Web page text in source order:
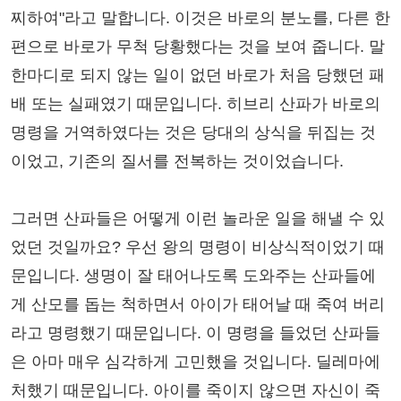
찌하여"라고 말합니다. 이것은 바로의 분노를, 다른 한
편으로 바로가 무척 당황했다는 것을 보여 줍니다. 말
한마디로 되지 않는 일이 없던 바로가 처음 당했던 패
배 또는 실패였기 때문입니다. 히브리 산파가 바로의
명령을 거역하였다는 것은 당대의 상식을 뒤집는 것
이었고, 기존의 질서를 전복하는 것이었습니다.
그러면 산파들은 어떻게 이런 놀라운 일을 해낼 수 있
었던 것일까요? 우선 왕의 명령이 비상식적이었기 때
문입니다. 생명이 잘 태어나도록 도와주는 산파들에
게 산모를 돕는 척하면서 아이가 태어날 때 죽여 버리
라고 명령했기 때문입니다. 이 명령을 들었던 산파들
은 아마 매우 심각하게 고민했을 것입니다. 딜레마에
처했기 때문입니다. 아이를 죽이지 않으면 자신이 죽